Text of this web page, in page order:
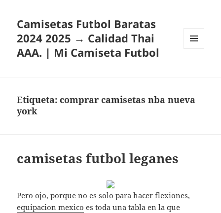
Camisetas Futbol Baratas
2024 2025 → Calidad Thai
AAA. | Mi Camiseta Futbol
Etiqueta:comprar camisetas nba nueva
york
camisetas futbol leganes
Pero ojo, porque no es solo para hacer flexiones,
equipacion mexico es toda una tabla en la que